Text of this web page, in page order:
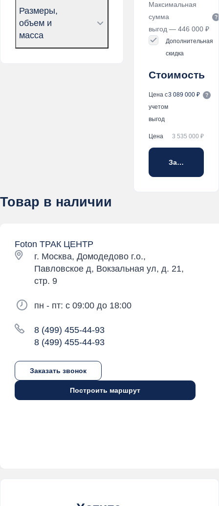
Размеры,
объем и
масса
Максимальная
сумма
выгод — 446 000 ₽
Дополнительная
скидка
Стоимость
Цена с
учетом
выгод
3 089 000 ₽
Цена 3 535 000 ₽
Товар в наличии
Foton ТРАК ЦЕНТР
г. Москва, Домодедово г.о.,
Павловское д, Вокзальная ул, д. 21,
стр. 9
пн - пт: с 09:00 до 18:00
8 (499) 455-44-93
8 (499) 455-44-93
Заказать звонок
Построить маршрут